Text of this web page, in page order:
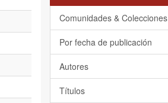
Comunidades & Colecciones
Por fecha de publicación
Autores
Títulos